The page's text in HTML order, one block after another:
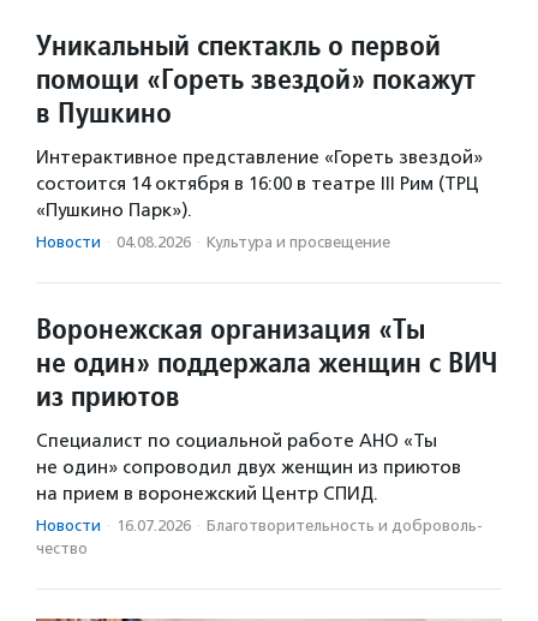
Уникальный спектакль о первой
помощи «Гореть звездой» покажут
в Пушкино
Интерактивное представление «Гореть звездой»
состоится 14 октября в 16:00 в театре III Рим (ТРЦ
«Пушкино Парк»).
Новости · 04.08.2026 · Культура и просвещение
Воронежская организация «Ты
не один» поддержала женщин с ВИЧ
из приютов
Специалист по социальной работе АНО «Ты
не один» сопроводил двух женщин из приютов
на прием в воронежский Центр СПИД.
Новости · 16.07.2026 · Благотвори­тель­ность и доброволь­
чест­во